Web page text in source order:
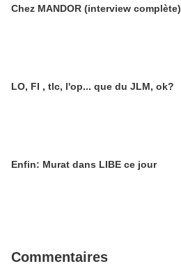
Chez MANDOR (interview complète)
LO, FI , tlc, l'op... que du JLM, ok?
Enfin: Murat dans LIBE ce jour
Commentaires